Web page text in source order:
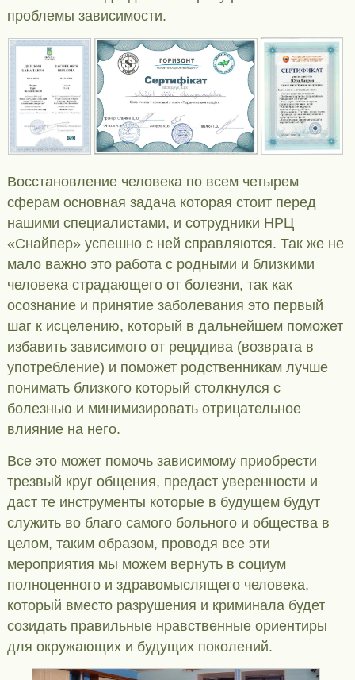
проблемы зависимости.
Восстановление человека по всем четырем
сферам основная задача которая стоит перед
нашими специалистами, и сотрудники НРЦ
«Снайпер» успешно с ней справляются. Так же не
мало важно это работа с родными и близкими
человека страдающего от болезни, так как
осознание и принятие заболевания это первый
шаг к исцелению, который в дальнейшем поможет
избавить зависимого от рецидива (возврата в
употребление) и поможет родственникам лучше
понимать близкого который столкнулся с
болезнью и минимизировать отрицательное
влияние на него.
Все это может помочь зависимому приобрести
трезвый круг общения, предаст уверенности и
даст те инструменты которые в будущем будут
служить во благо самого больного и общества в
целом, таким образом, проводя все эти
мероприятия мы можем вернуть в социум
полноценного и здравомыслящего человека,
который вместо разрушения и криминала будет
созидать правильные нравственные ориентиры
для окружающих и будущих поколений.